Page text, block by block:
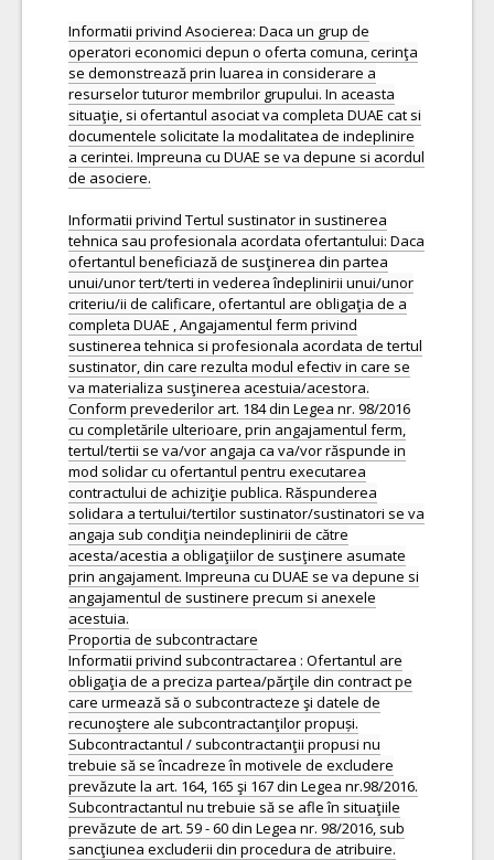
Informatii privind Asocierea: Daca un grup de
operatori economici depun o oferta comuna, cerinţa
se demonstrează prin luarea in considerare a
resurselor tuturor membrilor grupului. In aceasta
situaţie, si ofertantul asociat va completa DUAE cat si
documentele solicitate la modalitatea de indeplinire
a cerintei. Impreuna cu DUAE se va depune si acordul
de asociere.
Informatii privind Tertul sustinator in sustinerea
tehnica sau profesionala acordata ofertantului: Daca
ofertantul beneficiază de susţinerea din partea
unui/unor tert/terti in vederea îndeplinirii unui/unor
criteriu/ii de calificare, ofertantul are obligaţia de a
completa DUAE , Angajamentul ferm privind
sustinerea tehnica si profesionala acordata de tertul
sustinator, din care rezulta modul efectiv in care se
va materializa susţinerea acestuia/acestora.
Conform prevederilor art. 184 din Legea nr. 98/2016
cu completările ulterioare, prin angajamentul ferm,
tertul/tertii se va/vor angaja ca va/vor răspunde in
mod solidar cu ofertantul pentru executarea
contractului de achiziţie publica. Răspunderea
solidara a tertului/tertilor sustinator/sustinatori se va
angaja sub condiţia neindeplinirii de către
acesta/acestia a obligaţiilor de susţinere asumate
prin angajament. Impreuna cu DUAE se va depune si
angajamentul de sustinere precum si anexele
acestuia.
Proportia de subcontractare
Informatii privind subcontractarea : Ofertantul are
obligaţia de a preciza partea/părţile din contract pe
care urmează să o subcontracteze şi datele de
recunoştere ale subcontractanţilor propuși.
Subcontractantul / subcontractanţii propusi nu
trebuie să se încadreze în motivele de excludere
prevăzute la art. 164, 165 şi 167 din Legea nr.98/2016.
Subcontractantul nu trebuie să se afle în situaţiile
prevăzute de art. 59 - 60 din Legea nr. 98/2016, sub
sancţiunea excluderii din procedura de atribuire.